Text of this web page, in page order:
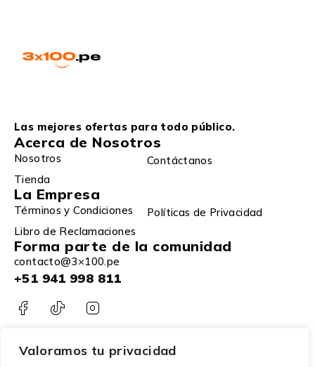
Valoramos tu privacidad
Las mejores ofertas para todo público.
Acerca de Nosotros
Nosotros
Contáctanos
Tienda
La Empresa
Términos y Condiciones
Políticas de Privacidad
Libro de Reclamaciones
Forma parte de la comunidad
contacto@3×100.pe
+51 941 998 811